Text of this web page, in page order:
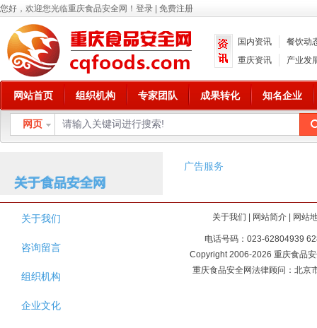
您好，欢迎您光临重庆食品安全网！ 登录 免费注册
国内资讯
餐饮动
重庆资讯
产业发
网站首页 组织机构 专家团队 成果转化 知名企业
网页
关于我们
咨询留言
组织机构
企业文化
广告服务
关于我们 网站简介 网站
电话号码：023-62804939
Copyright 2006-2026 重庆食品
重庆食品安全网法律顾问：北京